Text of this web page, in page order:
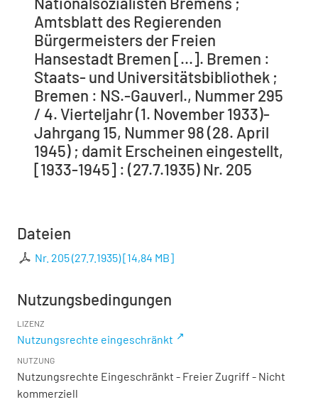
Amtsblatt des Regierenden
Bürgermeisters der Freien
Hansestadt Bremen [...]. Bremen :
Staats- und Universitätsbibliothek ;
Bremen : NS.-Gauverl., Nummer 295
/ 4. Vierteljahr (1. November 1933)-
Jahrgang 15, Nummer 98 (28. April
1945) ; damit Erscheinen eingestellt,
[1933-1945] : (27.7.1935) Nr. 205
Dateien
Nr. 205 (27.7.1935)[14,84 MB]
Nutzungsbedingungen
LIZENZ
Nutzungsrechte eingeschränkt
NUTZUNG
Nutzungsrechte Eingeschränkt - Freier Zugriff - Nicht
kommerziell